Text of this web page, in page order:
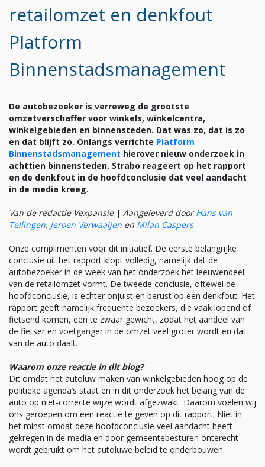
retailomzet en denkfout
Platform
Binnenstadsmanagement
De autobezoeker is verreweg de grootste
omzetverschaffer voor winkels, winkelcentra,
winkelgebieden en binnensteden. Dat was zo, dat is zo
en dat blijft zo. Onlangs verrichte Platform
Binnenstadsmanagement hierover nieuw onderzoek in
achttien binnensteden. Strabo reageert op het rapport
en de denkfout in de hoofdconclusie dat veel aandacht
in de media kreeg.
Van de redactie Vexpansie| Aangeleverd doorHans van
Tellingen, Jeroen Verwaaijen en Milan Caspers
Onze complimenten voor dit initiatief. De eerste belangrijke
conclusie uit het rapport klopt volledig, namelijk dat de
autobezoeker in de week van het onderzoek het leeuwendeel
van de retailomzet vormt. De tweede conclusie, oftewel de
hoofdconclusie, is echter onjuist en berust op een denkfout. Het
rapport geeft namelijk frequente bezoekers, die vaak lopend of
fietsend komen, een te zwaar gewicht, zodat het aandeel van
de fietser en voetganger in de omzet veel groter wordt en dat
van de auto daalt.
Waarom onze reactie in dit blog?
Dit omdat het autoluw maken van winkelgebieden hoog op de
politieke agenda’s staat en in dit onderzoek het belang van de
auto op niet-correcte wijze wordt afgezwakt. Daarom voelen wij
ons geroepen om een reactie te geven op dit rapport. Niet in
het minst omdat deze hoofdconclusie veel aandacht heeft
gekregen in de media en door gemeentebesturen onterecht
wordt gebruikt om het autoluwe beleid te onderbouwen.